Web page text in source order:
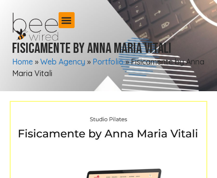
Fisicamente by Anna Maria Vitali
Home » Web Agency » Portfolio»Fisicamente by Anna
Maria Vitali